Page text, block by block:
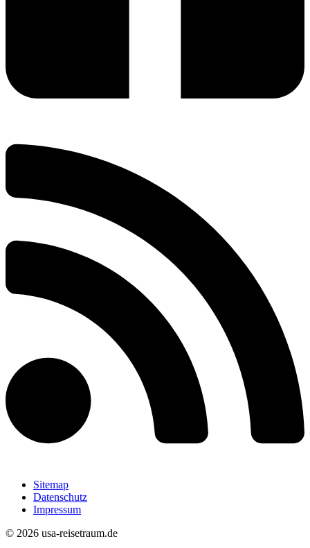
Sitemap
Datenschutz
Impressum
© 2026 usa-reisetraum.de